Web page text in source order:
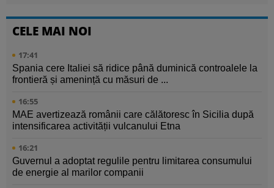
CELE MAI NOI
17:41
Spania cere Italiei să ridice până duminică controalele la
frontieră și amenință cu măsuri de ...
16:55
MAE avertizează românii care călătoresc în Sicilia după
intensificarea activității vulcanului Etna
16:21
Guvernul a adoptat regulile pentru limitarea consumului
de energie al marilor companii